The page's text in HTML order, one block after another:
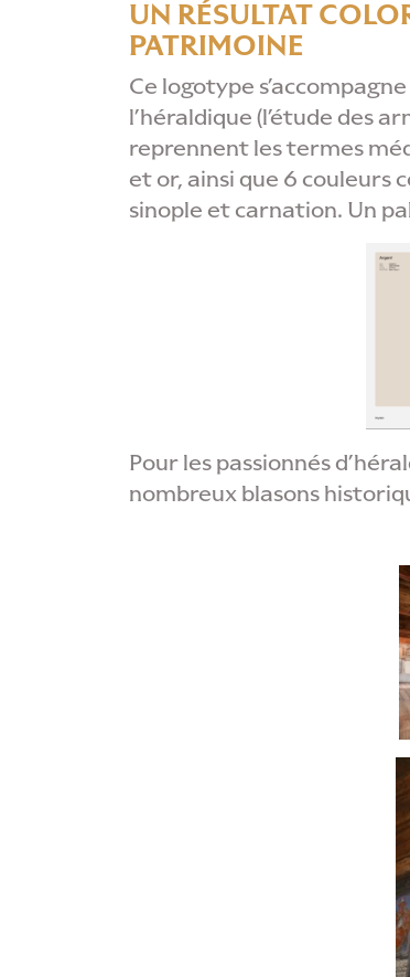
UN RÉSULTAT
PATRIMOINE
Ce logotype
l’héraldique (l’étude des
reprennent les termes
et or, ainsi que 6 couleurs
sinople et carnation. Un
Pour les passionnés
nombreux blasons